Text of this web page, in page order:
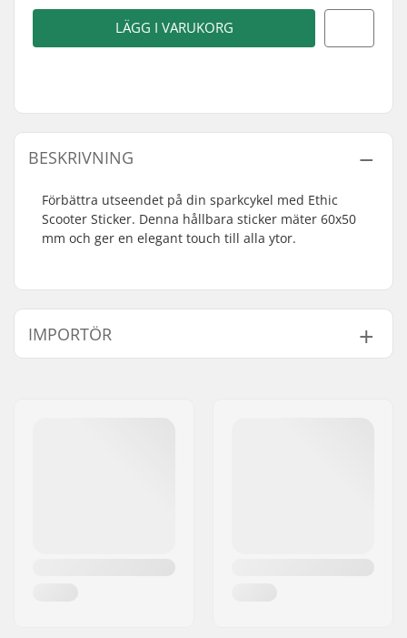
LÄGG I VARUKORG
BESKRIVNING
Förbättra utseendet på din sparkcykel med Ethic
Scooter Sticker. Denna hållbara sticker mäter 60x50
mm och ger en elegant touch till alla ytor.
IMPORTÖR